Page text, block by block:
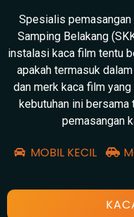
Spesialis
Samping Belakang
instalasi kaca film tentu
apakah termasuk
dan merk kaca film
kebutuhan ini bersama
pemasangan
MOBIL KECIL